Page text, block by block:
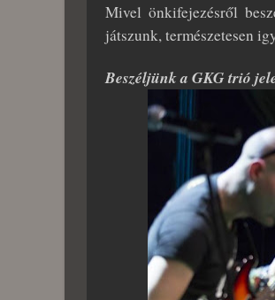
Mivel önkifejezésről
játszunk, természetesen
Beszéljünk a GKG trió